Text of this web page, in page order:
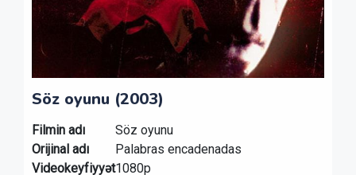
Söz oyunu (2003)
Filmin adı
Söz oyunu
Orijinal adı
Palabras encadenadas
Videokeyfiyyət1080p